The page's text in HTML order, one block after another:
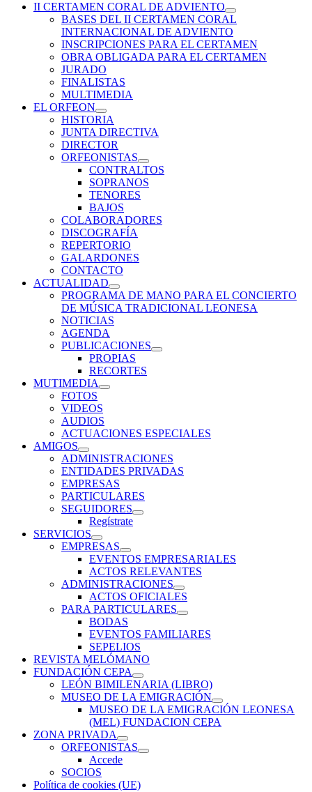
II CERTAMEN CORAL DE ADVIENTO
expande
el
menú
inferior
BASES DEL II CERTAMEN CORAL
INTERNACIONAL DE ADVIENTO
INSCRIPCIONES PARA EL CERTAMEN
OBRA OBLIGADA PARA EL CERTAMEN
JURADO
FINALISTAS
MULTIMEDIA
EL ORFEON
expande
el
menú
inferior
HISTORIA
JUNTA DIRECTIVA
DIRECTOR
ORFEONISTAS
expande
el
menú
CONTRALTOS
SOPRANOS
TENORES
BAJOS
COLABORADORES
DISCOGRAFÍA
REPERTORIO
GALARDONES
CONTACTO
ACTUALIDAD
expande
el
menú
inferior
PROGRAMA DE MANO PARA EL CONCIERTO
DE MÚSICA TRADICIONAL LEONESA
NOTICIAS
AGENDA
PUBLICACIONES
expande
PROPIAS
RECORTES
MUTIMEDIA
expande
inferior
FOTOS
VIDEOS
AUDIOS
ACTUACIONES ESPECIALES
AMIGOS
expande
el
menú
inferior
ADMINISTRACIONES
ENTIDADES PRIVADAS
EMPRESAS
PARTICULARES
SEGUIDORES
expande
Regístrate
SERVICIOS
expande
el
menú
inferior
EMPRESAS
expande
el
menú
inferior
EVENTOS EMPRESARIALES
ACTOS RELEVANTES
ADMINISTRACIONES
expande
el
menú
ACTOS OFICIALES
PARA PARTICULARES
expande
el
menú
BODAS
EVENTOS FAMILIARES
SEPELIOS
REVISTA MELÓMANO
FUNDACIÓN CEPA
expande
el
menú
inferior
LEÓN BIMILENARIA (LIBRO)
MUSEO DE LA EMIGRACIÓN
expande
el
menú
MUSEO DE LA EMIGRACIÓN LEONESA
(MEL) FUNDACION CEPA
ZONA PRIVADA
expande
el
menú
ORFEONISTAS
expande
Accede
SOCIOS
Política de cookies (UE)